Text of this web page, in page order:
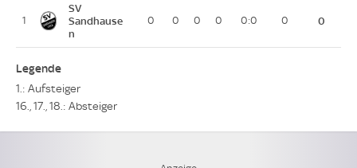
1
SV
Sandhause
n
0 0 0 0 0:0 0 0
Legende
1.: Aufsteiger
16., 17., 18.: Absteiger